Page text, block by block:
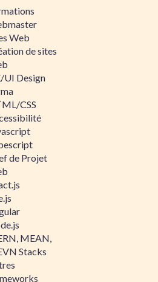
Web
de sites
UI Design
CSS
de Projet
MEAN,
Stacks